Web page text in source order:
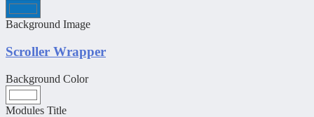
Background Image
Scroller Wrapper
Background Color
Modules Title